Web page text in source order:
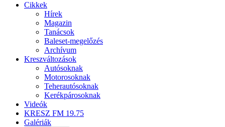
Cikkek
Hírek
Magazin
Tanácsok
Baleset-megelőzés
Archívum
Kreszváltozások
Autósoknak
Motorosoknak
Teherautósoknak
Kerékpárosoknak
Videók
KRESZ FM 19.75
Galériák